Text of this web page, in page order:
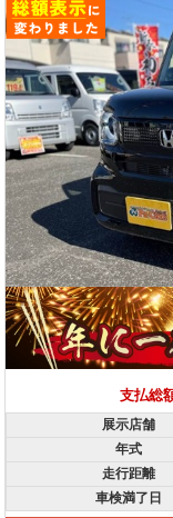
支払総
展示店舗
年式
走行距離
車検満了日